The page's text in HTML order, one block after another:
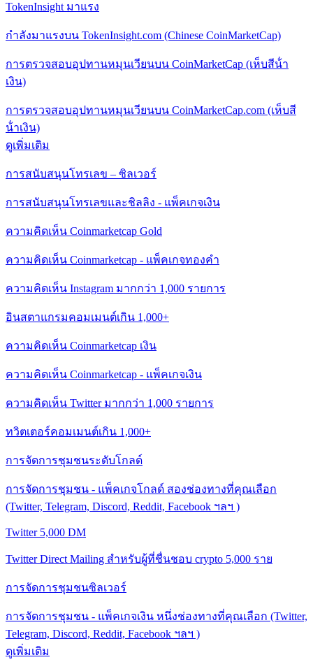
TokenInsight มาแรง
กําลังมาแรงบน TokenInsight.com (Chinese CoinMarketCap)
การตรวจสอบอุปทานหมุนเวียนบน CoinMarketCap (เห็บสีน้ํา
เงิน)
การตรวจสอบอุปทานหมุนเวียนบน CoinMarketCap.com (เห็บสี
น้ําเงิน)
ดูเพิ่มเติม
การสนับสนุนโทรเลข – ซิลเวอร์
การสนับสนุนโทรเลขและชิลลิง - แพ็คเกจเงิน
ความคิดเห็น Coinmarketcap Gold
ความคิดเห็น Coinmarketcap - แพ็คเกจทองคำ
ความคิดเห็น Instagram มากกว่า 1,000 รายการ
อินสตาแกรมคอมเมนต์เกิน 1,000+
ความคิดเห็น Coinmarketcap เงิน
ความคิดเห็น Coinmarketcap - แพ็คเกจเงิน
ความคิดเห็น Twitter มากกว่า 1,000 รายการ
ทวิตเตอร์คอมเมนต์เกิน 1,000+
การจัดการชุมชนระดับโกลด์
การจัดการชุมชน - แพ็คเกจโกลด์ สองช่องทางที่คุณเลือก
(Twitter, Telegram, Discord, Reddit, Facebook ฯลฯ )
Twitter 5,000 DM
Twitter Direct Mailing สำหรับผู้ที่ชื่นชอบ crypto 5,000 ราย
การจัดการชุมชนซิลเวอร์
การจัดการชุมชน - แพ็คเกจเงิน หนึ่งช่องทางที่คุณเลือก (Twitter,
Telegram, Discord, Reddit, Facebook ฯลฯ )
ดูเพิ่มเติม